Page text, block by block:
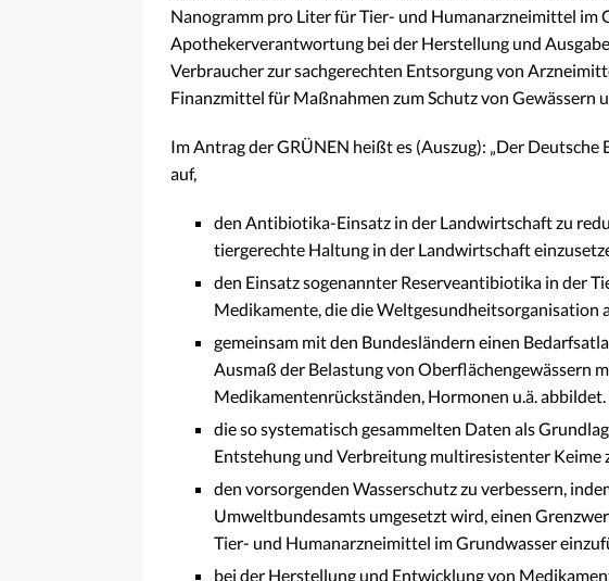
Nanogramm pro Liter für Tier- und Humanarzneimittel im
Apothekerverantwortung bei der Herstellung und
Verbraucher zur sachgerechten Entsorgung von
Finanzmittel für Maßnahmen zum Schutz von Gewässern
Im Antrag der GRÜNEN heißt es (Auszug): „Der
auf,
den Antibiotika-Einsatz in der Landwirtschaft zu
tiergerechte Haltung in der Landwirtschaft
den Einsatz sogenannter Reserveantibiotika in der
Medikamente, die die Weltgesundheitsorganisation
gemeinsam mit den Bundesländern einen
Ausmaß der Belastung von Oberflächengewässern
Medikamentenrückständen, Hormonen u.ä.
die so systematisch gesammelten Daten als
Entstehung und Verbreitung multiresistenter Keime
den vorsorgenden Wasserschutz zu verbessern,
Umweltbundesamts umgesetzt wird, einen
Tier- und Humanarzneimittel im Grundwasser
bei der Herstellung und Entwicklung von